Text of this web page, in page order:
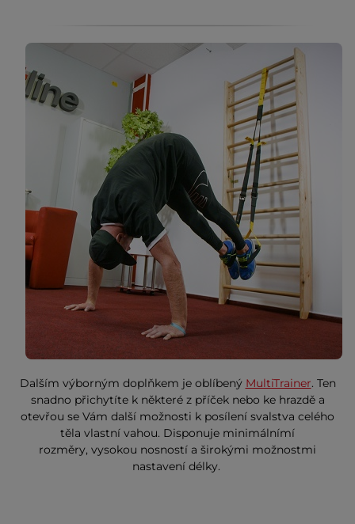
Dalším výborným doplňkem je oblíbený MultiTrainer. Ten
snadno přichytíte k některé z příček nebo ke hrazdě a
otevřou se Vám další možnosti k posílení svalstva celého
těla vlastní vahou. Disponuje minimálnímí
rozměry, vysokou nosností a širokými možnostmi
nastavení délky.